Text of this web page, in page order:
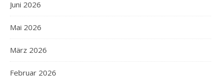
Juni 2026
Mai 2026
März 2026
Februar 2026